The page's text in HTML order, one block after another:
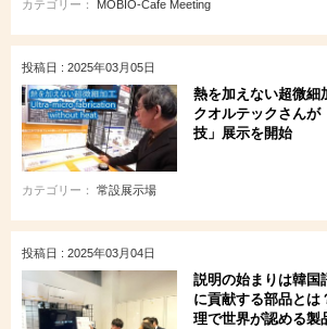
カテゴリー： MOBIO-Cafe Meeting
投稿日 : 2025年03月05日
熱を加えない超微細
クオルテックさんが
技」展示を開始
カテゴリー： 常設展示場
投稿日 : 2025年03月04日
説明の始まりは韓国
に貢献する部品と
理で世界が認める製